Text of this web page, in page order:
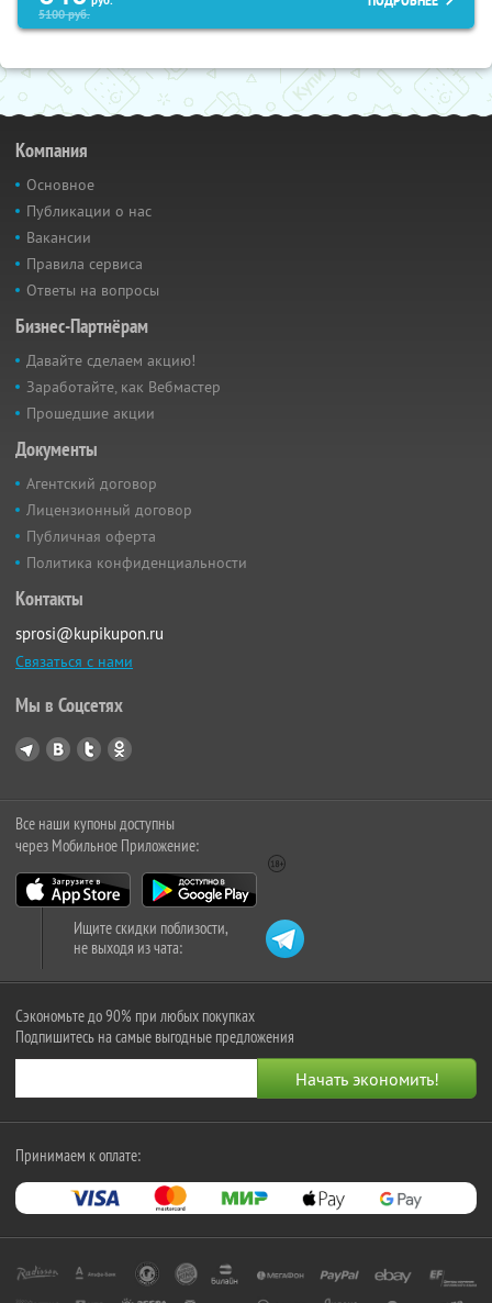
5100руб.
Компания
Основное
Публикации о нас
Вакансии
Правила сервиса
Ответы на вопросы
Бизнес-Партнёрам
Давайте сделаем акцию!
Заработайте, как Вебмастер
Прошедшие акции
Документы
Агентский договор
Лицензионный договор
Публичная оферта
Политика конфиденциальности
Контакты
sprosi@kupikupon.ru
Связаться с нами
Мы в Соцсетях
Все наши купоны доступны
через Мобильное Приложение:
Ищите скидки поблизости,
не выходя из чата:
Сэкономьте до 90% при любых покупках
Подпишитесь на самые выгодные предложения
Принимаем к оплате: